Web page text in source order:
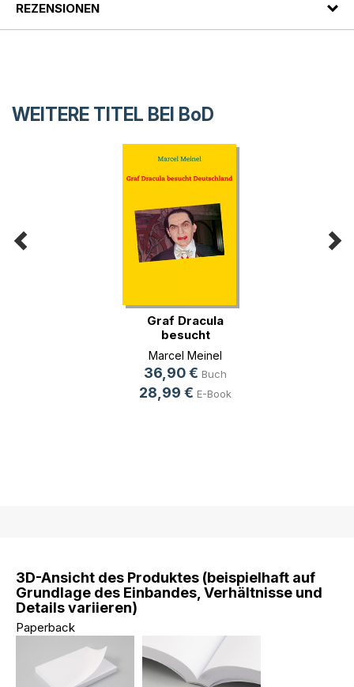
REZENSIONEN
WEITERE TITEL BEI BoD
Graf Dracula
besucht
Deutschland
Marcel Meinel
36,90 € Buch
28,99 € E-Book
3D-Ansicht des Produktes (beispielhaft auf
Grundlage des Einbandes, Verhältnisse und
Details variieren)
Paperback